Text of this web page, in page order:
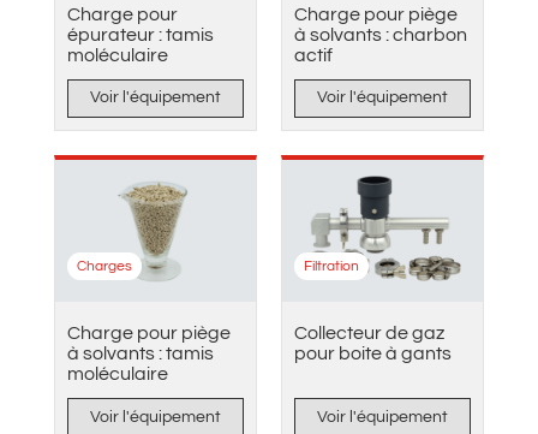
Charge pour
épurateur : tamis
moléculaire
Voir l'équipement
Charge pour piège
à solvants : charbon
actif
Voir l'équipement
Charge pour piège
à solvants : tamis
moléculaire
Charges
Voir l'équipement
Collecteur de gaz
pour boite à gants
Filtration
Voir l'équipement